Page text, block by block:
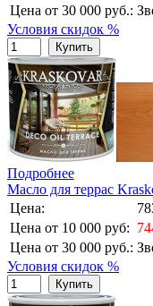
Цена от 30 000 руб.:
Условия скидок %
Купить
Подробнее
Масло для террас
Цена:
Цена от 10 000 руб:
Цена от 30 000 руб.:
Условия скидок %
Купить